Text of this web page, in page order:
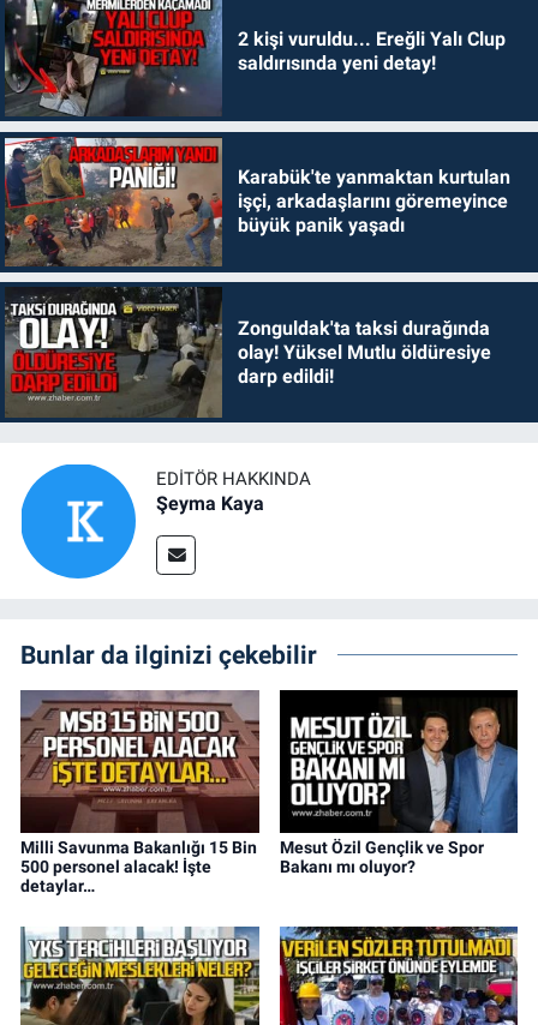
2 kişi vuruldu... Ereğli Yalı Clup
saldırısında yeni detay!
Karabük'te yanmaktan kurtulan
işçi, arkadaşlarını göremeyince
büyük panik yaşadı
Zonguldak'ta taksi durağında
olay! Yüksel Mutlu öldüresiye
darp edildi!
EDITÖR HAKKINDA
Şeyma Kaya
Bunlar da ilginizi çekebilir
Milli Savunma Bakanlığı 15 Bin
500 personel alacak! İşte
detaylar…
Mesut Özil Gençlik ve Spor
Bakanı mı oluyor?